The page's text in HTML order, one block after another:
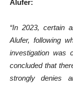
Alufer:
“In 2023, certain
Alufer, following
investigation was
concluded that
strongly denies